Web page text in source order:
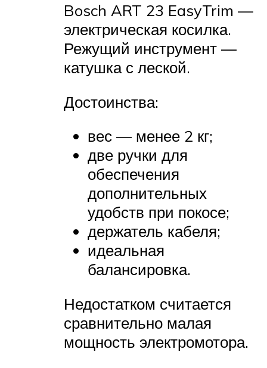
Bosch ART 23 EasyTrim —
электрическая косилка.
Режущий инструмент —
катушка с леской.
Достоинства:
вес — менее 2 кг;
две ручки для
обеспечения
дополнительных
удобств при покосе;
держатель кабеля;
идеальная
балансировка.
Недостатком считается
сравнительно малая
мощность электромотора.